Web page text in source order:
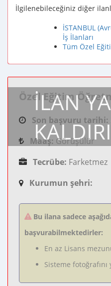
İlgilenebileceğiniz diğer
İSTANBUL
İş İlanları
Tüm Özel
İLAN
Özel Eğitim
Son başvuru tarihi:
Maaş: Görüşülür
Tecrübe: Farketmez
Kurumun şehri:
Bu ilana sadece
başvurabilmektedirler:
En az Lisans
Sisteme